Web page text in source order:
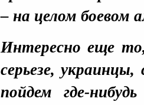
– на целом боевом
Интересно еще
серьезе,
пойдем где-